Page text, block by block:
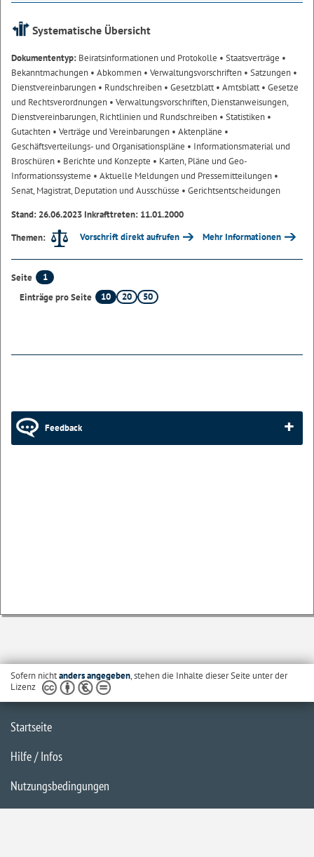
Systematische Übersicht
Dokumententyp: Beiratsinformationen und Protokolle • Staatsverträge •
Bekanntmachungen • Abkommen • Verwaltungsvorschriften • Satzungen •
Dienstvereinbarungen • Rundschreiben • Gesetzblatt• Amtsblatt• Gesetze
und Rechtsverordnungen • Verwaltungsvorschriften, Dienstanweisungen,
Dienstvereinbarungen, Richtlinien und Rundschreiben • Statistiken •
Gutachten • Verträge und Vereinbarungen • Aktenpläne •
Geschäftsverteilungs- und Organisationspläne • Informationsmaterial und
Broschüren • Berichte und Konzepte • Karten, Pläne und Geo-
Informationssysteme • Aktuelle Meldungen und Pressemitteilungen •
Senat, Magistrat, Deputation und Ausschüsse • Gerichtsentscheidungen
Stand: 26.06.2023 Inkrafttreten: 11.01.2000
Themen:
Vorschrift direkt aufrufen Mehr Informationen
Seite
1
Einträge pro Seite
10 20 50
Feedback
Sofern nichtanders angegeben, stehen die Inhalte dieser Seite unter der
Lizenz
Startseite
Hilfe / Infos
Nutzungsbedingungen